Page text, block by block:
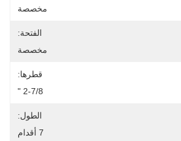
مخصصة
الفتحة:
مخصصة
قطرها:
2-7/8 "
الطول:
7 أقدام